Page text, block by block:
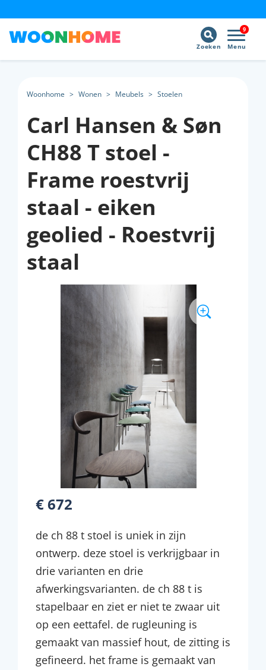
9
Menu
Zoeken
Woonhome > Wonen > Meubels > Stoelen
Carl Hansen & Søn
CH88 T stoel -
Frame roestvrij
staal - eiken
geolied - Roestvrij
staal
€ 672
de ch 88 t stoel is uniek in zijn
ontwerp. deze stoel is verkrijgbaar in
drie varianten en drie
afwerkingsvarianten. de ch 88 t is
stapelbaar en ziet er niet te zwaar uit
op een eettafel. de rugleuning is
gemaakt van massief hout, de zitting is
gefineerd. het frame is gemaakt van